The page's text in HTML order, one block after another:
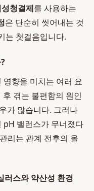
청결제를 사용하는
은 단순히 씻어내는 것
는 첫걸음입니다.
영향을 미치는 여러 요
겪는 불편함의 원인
가 많습니다. 그러나
pH 밸런스가 무너졌다
리는 관계 전후의 올
러스와 약산성 환경